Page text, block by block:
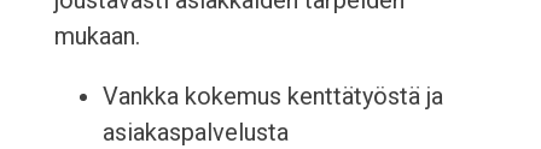
mukaan.
Vankka kokemus kenttätyöstä ja
asiakaspalvelusta